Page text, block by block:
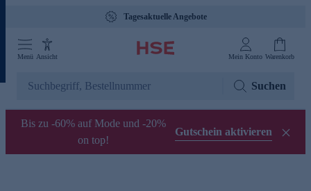
Tagesaktuelle Angebote
Menü Ansicht Mein Konto Warenkorb
Suchen
Bis zu -60% auf Mode und -20%
on top!
Gutschein aktivieren